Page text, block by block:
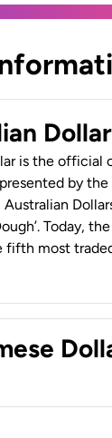
is the official
by the
Australian
Today,
fifth most